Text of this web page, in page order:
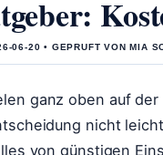
06-20 • GEPRUFT VON MIA
ganz oben auf
nicht
von günstigen